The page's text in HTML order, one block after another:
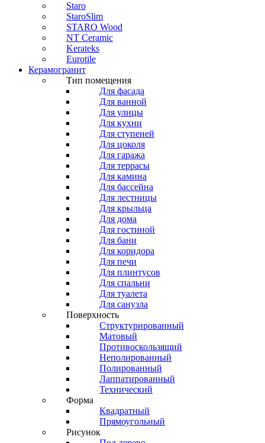
Staro
StaroSlim
STARO Wood
NT Ceramic
Kerateks
Eurotile
Керамогранит
Тип помещения
Для фасада
Для ванной
Для улицы
Для кухни
Для ступеней
Для цоколя
Для гаража
Для террасы
Для камина
Для бассейна
Для лестницы
Для крыльца
Для дома
Для гостиной
Для бани
Для коридора
Для печи
Для плинтусов
Для спальни
Для туалета
Для санузла
Поверхность
Структурированный
Матовый
Противоскользящий
Неполированный
Полированный
Лаппатированный
Технический
Форма
Квадратный
Прямоугольный
Рисунок